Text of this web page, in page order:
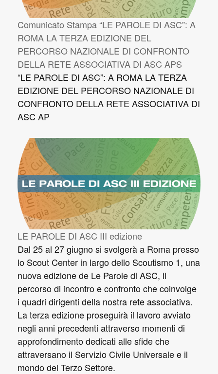
Comunicato Stampa “LE PAROLE DI ASC”: A
ROMA LA TERZA EDIZIONE DEL
PERCORSO NAZIONALE DI CONFRONTO
DELLA RETE ASSOCIATIVA DI ASC APS
“LE PAROLE DI ASC”: A ROMA LA TERZA
EDIZIONE DEL PERCORSO NAZIONALE DI
CONFRONTO DELLA RETE ASSOCIATIVA DI
ASC AP
LE PAROLE DI ASC III edizione
Dal 25 al 27 giugno si svolgerà a Roma presso
lo Scout Center in largo dello Scoutismo 1, una
nuova edizione de Le Parole di ASC, il
percorso di incontro e confronto che coinvolge
i quadri dirigenti della nostra rete associativa.
La terza edizione proseguirà il lavoro avviato
negli anni precedenti attraverso momenti di
approfondimento dedicati alle sfide che
attraversano il Servizio Civile Universale e il
mondo del Terzo Settore.